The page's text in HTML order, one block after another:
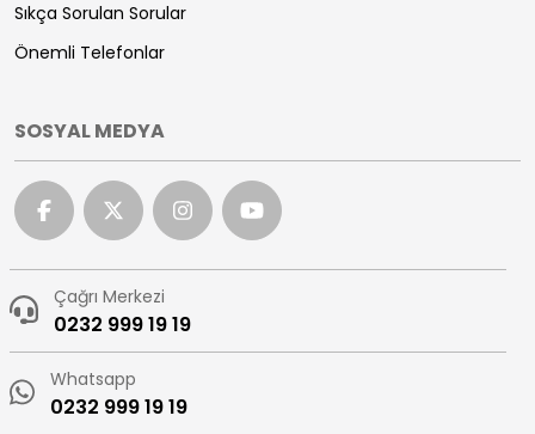
Sıkça Sorulan Sorular
Önemli Telefonlar
SOSYAL MEDYA
Çağrı Merkezi
0232 999 19 19
Whatsapp
0232 999 19 19